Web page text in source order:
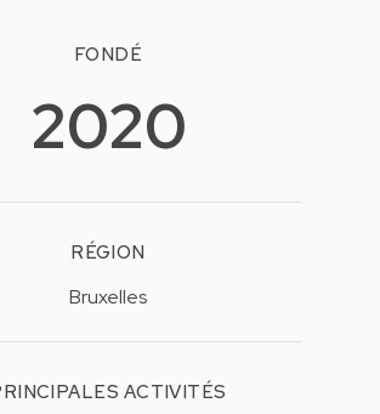
FONDÉ
2020
RÉGION
Bruxelles
ACTIVITÉS